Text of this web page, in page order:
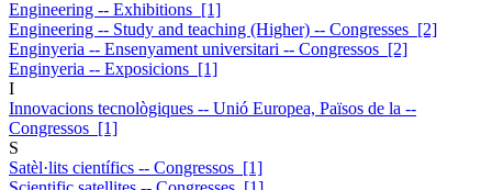
Engineering -- Exhibitions [1]
Engineering -- Study and teaching (Higher) -- Congresses [2]
Enginyeria -- Ensenyament universitari -- Congressos [2]
Enginyeria -- Exposicions [1]
I
Innovacions tecnològiques -- Unió Europea, Països de la --
Congressos [1]
S
Satèl·lits científics -- Congressos [1]